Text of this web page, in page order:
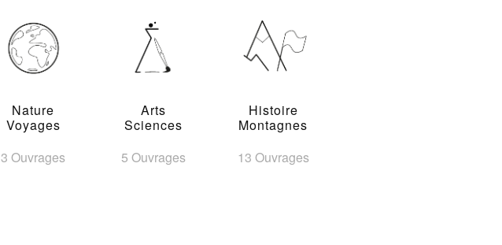
Nature
Voyages
3 Ouvrages
Arts
Sciences
5 Ouvrages
Histoire
Montagnes
13 Ouvrages